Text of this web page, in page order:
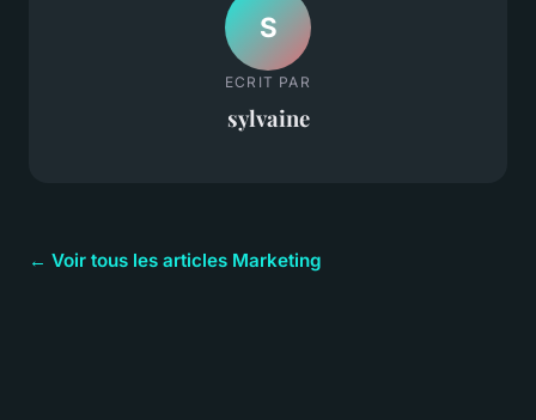
S
ECRIT PAR
sylvaine
← Voir tous les articles Marketing